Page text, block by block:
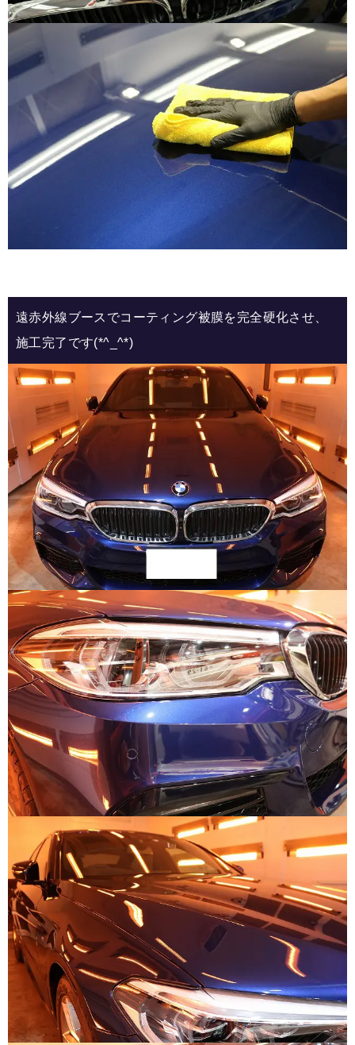
遠赤外線ブースでコーティング被膜を完全硬化させ、
施工完了です(*^_^*)